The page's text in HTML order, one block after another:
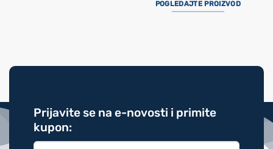
POGLEDAJTE PROIZVOD
Prijavite se na e-novosti i primite
kupon: